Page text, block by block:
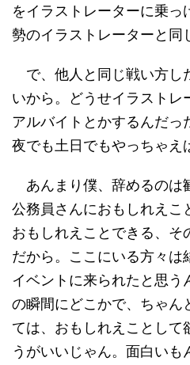
をイラストレーターに乗っ
勢のイラストレーターと同
で、他人と同じ戦い方し
いから。どうせイラストレ
アルバイトとかするんだっ
夜でも土日でもやっちゃえ
あんまり僕、辞めるのは
公務員さんにおもしれえこ
おもしれえことできる、そ
だから。ここにいる方々は
イベントに来られたと思う
の瞬間にどこかで、ちゃん
ては、おもしれえことして
うがいいじゃん。面白い